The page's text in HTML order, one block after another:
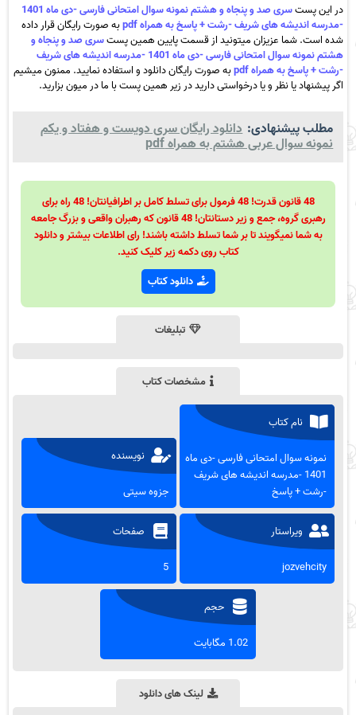
در این پست
سری صد و پنجاه و هشتم نمونه سوال امتحانی فارسی -دی ماه 1401
-مدرسه اندیشه های شریف -رشت + پاسخ به همراه pdf
به صورت رایگان قرار داده
شده است. شما عزیزان میتونید از قسمت پایین همین پستسری صد و پنجاه و
هشتم نمونه سوال امتحانی فارسی -دی ماه 1401 -مدرسه اندیشه های شریف
-رشت + پاسخ به همراه pdf
به صورت رایگان دانلود و استفاده نمایید. ممنون میشیم
اگر پیشنهاد یا نظر و یا درخواستی دارید در زیر همین پست با ما در میون بزارید.
مطلب پیشنهادی: دانلود رایگان سری دویست و هفتاد و یکم
نمونه سوال عربی هشتم به همراه pdf
48 قانون قدرت! 48 فرمول برای تسلط کامل بر اطرافیانتان! 48 راه برای
رهبری گروه، جمع و زیر دستانتان! 48 قانون که رهبران واقعی و بزرگ جامعه
به شما نمیگویند تا بر شما تسلط داشته باشند! رای اطلاعات بیشتر و دانلود
کتاب روی دکمه زیر کلیک کنید.
دانلود کتاب
تبلیغات
مشخصات کتاب
نام کتاب
نمونه سوال امتحانی فارسی -دی ماه
1401 -مدرسه اندیشه های شریف
-رشت + پاسخ
نویسنده
جزوه سیتی
ویراستار
jozvehcity
صفحات
5
حجم
1.02 مگابایت
لینک های دانلود